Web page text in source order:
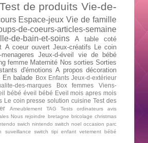
Test de produits Vie-de-
Espace-jeux Vie de famille
de-coeurs-articles-semaine
de-bain-et-soins A table
coté
A coeur ouvert Jeux-créatifs Le coin
Jeux-d-éveil
vie de bébé
femme Maternité Nos sorties Sorties
d'émotions A propos décoration
En balade Box Enfants Jeux-d-extérieur
des-marques Box femmes
Viens-
bébé éveil bébé Eveil mois apres mois
Le coin presse solution cuisine Test des
Ameublement TAG Tests ordinateurs
avis
Nous rejoindre bretagne bricolage christmas
swich nintendo switch noel occasion parc
suveillance switch tipi enfant vetement bébé